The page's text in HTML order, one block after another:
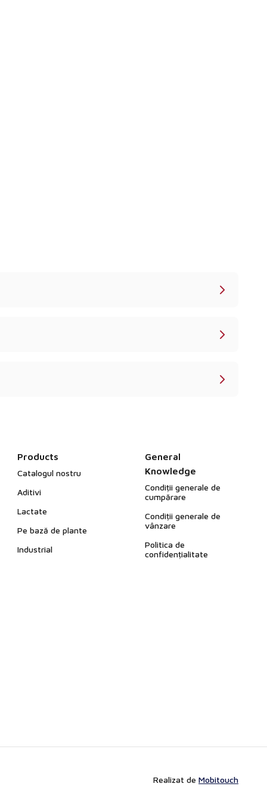
Products
Catalogul nostru
Aditivi
Lactate
Pe bază de plante
Industrial
General
Knowledge
Condiții generale de
cumpărare
Condiții generale de
vânzare
Politica de
confidențialitate
Realizat de Mobitouch